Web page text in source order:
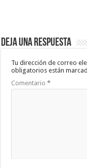
Deja una respuesta
Tu dirección de correo
obligatorios están
Comentario*